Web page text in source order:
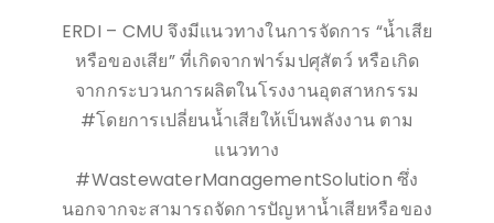
ERDI – CMU จึงมีแนวทางในการจัดการ “น้ำเสีย
หรือของเสีย” ที่เกิดจากฟาร์มปศุสัตว์ หรือเกิด
จากกระบวนการผลิตในโรงงานอุตสาหกรรม
#โดยการเปลี่ยนน้ำเสียให้เป็นพลังงาน ตาม
แนวทาง
#WastewaterManagementSolution ซึ่ง
นอกจากจะสามารถจัดการปัญหาน้ำเสียหรือของ